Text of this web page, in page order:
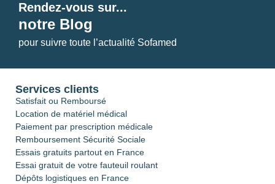
Rendez-vous sur...
notre Blog
pour suivre toute l’actualité Sofamed
Services clients
Satisfait ou Remboursé
Location de matériel médical
Paiement par prescription médicale
Remboursement Sécurité Sociale
Essais gratuits partout en France
Essai gratuit de votre fauteuil roulant
Dépôts logistiques en France